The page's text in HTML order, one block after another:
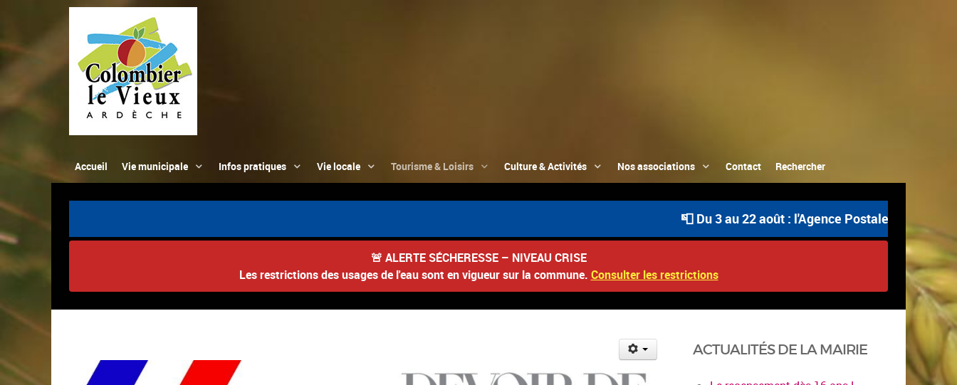
Accueil Vie municipale Infos pratiques Vie locale Tourisme & Loisirs Culture & Activités Nos associations Contact Rechercher
📮 Du 3 au 22 août : l'Agence Postale Communale
🚨 ALERTE SÉCHERESSE – NIVEAU CRISE
Les restrictions des usages de l'eau sont en vigueur sur la commune. Consulter les restrictions
ACTUALITÉS DE LA MAIRIE